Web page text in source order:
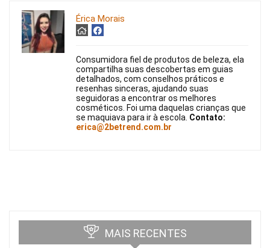
Érica Morais
Consumidora fiel de produtos de beleza, ela
compartilha suas descobertas em guias
detalhados, com conselhos práticos e
resenhas sinceras, ajudando suas
seguidoras a encontrar os melhores
cosméticos. Foi uma daquelas crianças que
se maquiava para ir à escola. Contato:
erica@2betrend.com.br
MAIS RECENTES